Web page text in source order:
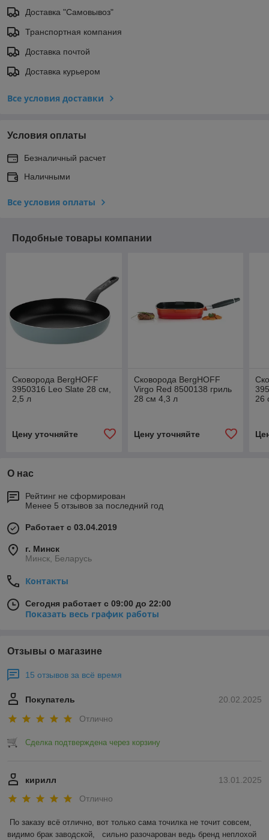
Доставка "Самовывоз"
Транспортная компания
Доставка почтой
Доставка курьером
Все условия доставки
Условия оплаты
Безналичный расчет
Наличными
Все условия оплаты
Подобные товары компании
Сковорода BergHOFF
3950316 Leo Slate 28 см,
2,5 л
Цену уточняйте
Сковорода BergHOFF
Virgo Red 8500138 гриль
28 см 4,3 л
Цену уточняйте
26
О нас
Рейтинг не сформирован
Менее 5 отзывов за последний год
Работает с 03.04.2019
г. Минск
Минск, Беларусь
Контакты
Сегодня работает с 09:00 до 22:00
Показать весь график работы
Отзывы о магазине
15 отзывов за всё время
20.02.2025
Покупатель
Отлично
Сделка подтверждена через корзину
13.01.2025
кирилл
Отлично
По заказу всё отлично, вот только сама точилка не точит совсем,
видимо брак заводской,   сильно разочарован ведь бренд неплохой